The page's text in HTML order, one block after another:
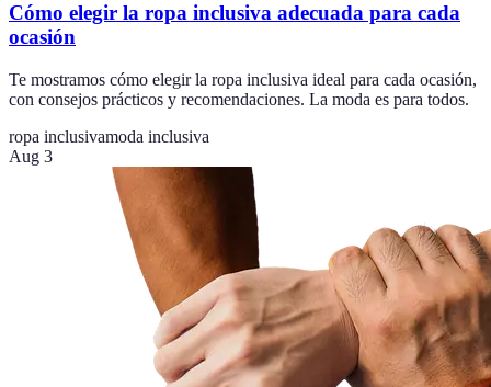
Cómo elegir la ropa inclusiva adecuada para cada
ocasión
Te mostramos cómo elegir la ropa inclusiva ideal para cada ocasión,
con consejos prácticos y recomendaciones. La moda es para todos.
ropa inclusivamoda inclusiva
Aug 3